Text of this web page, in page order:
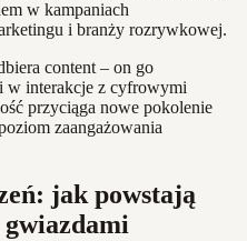
w kampaniach
i branży rozrywkowej.
content – on go
w interakcje z cyfrowymi
przyciąga nowe pokolenie
zaangażowania
jak powstają